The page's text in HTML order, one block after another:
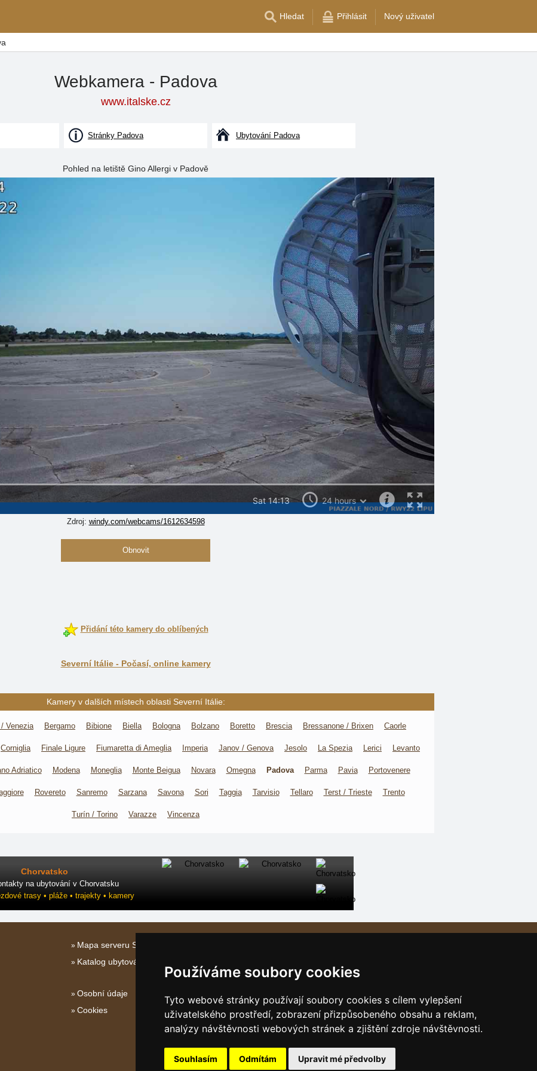
Používáme soubory cookies
Tyto webové stránky používají soubory cookies s cílem vylepšení
uživatelského prostředí, zobrazení přizpůsobeného obsahu a reklam,
analýzy návštěvnosti webových stránek a zjištění zdroje návštěvnosti.
Souhlasím Odmítám Upravit mé předvolby
Hledat Přihlásit Nový uživatel
Webkamera - Padova
www.italske.cz
Stránky Padova Ubytování Padova
Pohled na letiště Gino Allergi v Padově
Zdroj: windy.com/webcams/1612634598
Obnovit
Přidání této kamery do oblíbených
Severní Itálie - Počasí, online kamery
Kamery v dalších místech oblasti Severní Itálie:
Venezia Bergamo Bibione Biella Bologna Bolzano Boretto Brescia Bressanone / Brixen Caorle
Corniglia Finale Ligure Fiumaretta di Ameglia Imperia Janov / Genova Jesolo La Spezia Lerici Levanto
Adriatico Modena Moneglia Monte Beigua Novara Omegna Padova Parma Pavia Portovenere
Rovereto Sanremo Sarzana Savona Sori Taggia Tarvisio Tellaro Terst / Trieste Trento
Turín / Torino Varazze Vincenza
Chorvatsko
na ubytování v Chorvatsku
trasy • pláže • trajekty • kamery
Mapa serveru Severní Itálie
Katalog ubytování
Osobní údaje
Cookies
Slovenské hory
Chorvatsko
Alpy
Itálie